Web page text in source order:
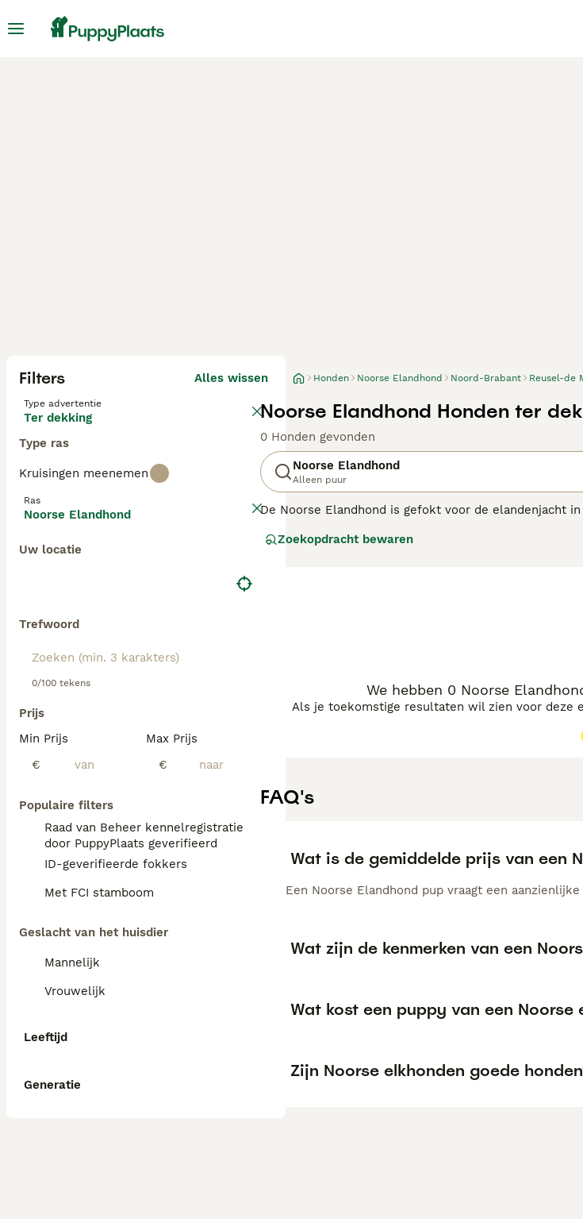
Filters Alles wissen
Type advertentie
Ter dekking
Type ras
Kruisingen meenemen
Ras
Noorse Elandhond
Uw locatie
Trefwoord
0/100 tekens
Prijs
Min Prijs
€
Max Prijs
€
Populaire filters
Raad van Beheer kennelregistratie
door PuppyPlaats geverifieerd
ID-geverifieerde fokkers
Met FCI stamboom
Geslacht van het huisdier
Mannelijk
Vrouwelijk
Leeftijd
Generatie
Honden Noorse Elandhond Noord-Brabant Reusel-de
Noorse Elandhond Honden ter
0 Honden gevonden
Noorse Elandhond
Alleen puur
De Noorse Elandhond is gefokt voor de elandenjacht
vriendelijke en loyale aard. Hierdoor zijn ze ook
Zoekopdracht bewaren
We hebben 0 Noorse
Als je toekomstige resultaten wil zien voor deze
FAQ's
Wat is de gemiddelde prijs van een
Een Noorse Elandhond pup vraagt een
Wat zijn de kenmerken van een
Wat kost een puppy van een Noorse
Zijn Noorse elkhonden goede